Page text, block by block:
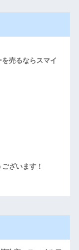
売るならスマイ
ざいます！